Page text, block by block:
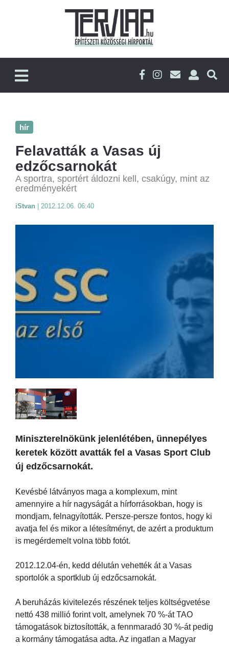
hír
Felavatták a Vasas új
edzőcsarnokát
A sportra, sportért áldozni kell, csakúgy, mint az
eredményekért
iStvan 2012.12.06. 06:40
Miniszterelnökünk jelenlétében, ünnepélyes
keretek között avatták fel a Vasas Sport Club
új edzőcsarnokát.
Kevésbé látványos maga a komplexum, mint
amennyire a hír nagyságát a hírforrásokban, hogy is
mondjam, felnagyították. Persze-persze fontos, hogy ki
avatja fel és mikor a létesítményt, de azért a produktum
is megérdemelt volna több fotót.
2012.12.04-én, kedd délután vehették át a Vasas
sportolók a sportklub új edzőcsarnokát.
A beruházás kivitelezés részének teljes költségvetése
nettó 438 millió forint volt, amelynek 70 %-át TAO
támogatások biztosították, a fennmaradó 30 %-át pedig
a kormány támogatása adta. Az ingatlan a Magyar